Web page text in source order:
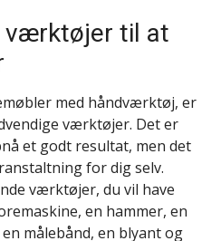
værktøjer til at
med håndværktøj, er
værktøjer. Det er
et godt resultat, men det
for dig selv.
værktøjer, du vil have
en hammer, en
målebånd, en blyant og